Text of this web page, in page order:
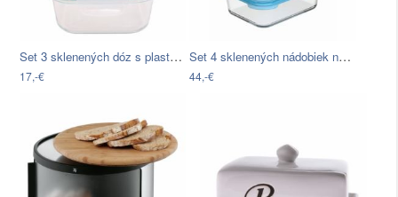
Set 3 sklenených dóz s plastovým vekom
17,-€
Set 4 sklenených nádobiek na potraviny…
44,-€